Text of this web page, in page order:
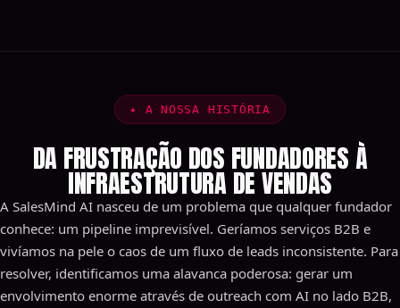
✦ A NOSSA HISTÓRIA
DA FRUSTRAÇÃO DOS FUNDADORES À
INFRAESTRUTURA DE VENDAS
A SalesMind AI nasceu de um problema que qualquer fundador
conhece: um pipeline imprevisível. Geríamos serviços B2B e
vivíamos na pele o caos de um fluxo de leads inconsistente. Para
resolver, identificamos uma alavanca poderosa: gerar um
envolvimento enorme através de outreach com AI no lado B2B,